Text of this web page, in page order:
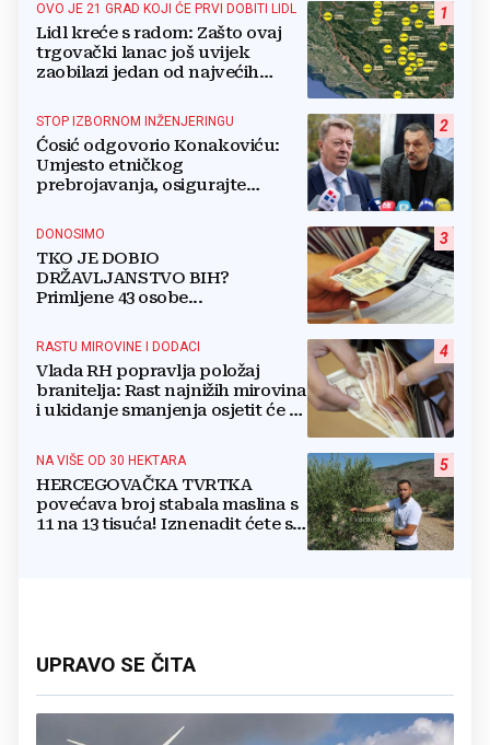
1
OVO JE 21 GRAD KOJI ĆE PRVI DOBITI LIDL
Lidl kreće s radom: Zašto ovaj
trgovački lanac još uvijek
zaobilazi jedan od najvećih
2
STOP IZBORNOM INŽENJERINGU
Ćosić odgovorio Konakoviću:
Umjesto etničkog
prebrojavanja, osigurajte
3
DONOSIMO
TKO JE DOBIO
DRŽAVLJANSTVO BIH?
Primljene 43 osobe...
4
RASTU MIROVINE I DODACI
Vlada RH popravlja položaj
branitelja: Rast najnižih mirovina
i ukidanje smanjenja osjetit će se
5
NA VIŠE OD 30 HEKTARA
HERCEGOVAČKA TVRTKA
povećava broj stabala maslina s
11 na 13 tisuća! Iznenadit ćete se
UPRAVO SE ČITA